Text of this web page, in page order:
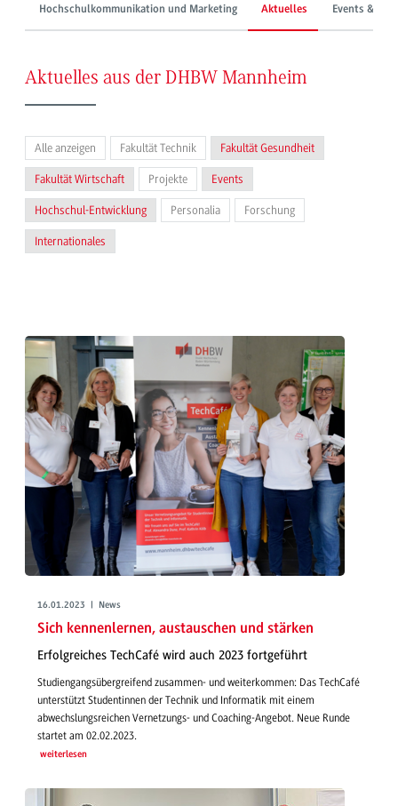
Hochschulkommunikation und Marketing Aktuelles Events &
Aktuelles aus der DHBW Mannheim
Alle anzeigen Fakultät Technik Fakultät Gesundheit
Fakultät Wirtschaft Projekte Events
Hochschul-Entwicklung Personalia Forschung
Internationales
16.01.2023 | News
Sich kennenlernen, austauschen und stärken
Erfolgreiches TechCafé wird auch 2023 fortgeführt
Studiengangsübergreifend zusammen- und weiterkommen: Das TechCafé
unterstützt Studentinnen der Technik und Informatik mit einem
abwechslungsreichen Vernetzungs- und Coaching-Angebot. Neue Runde
startet am 02.02.2023.
weiterlesen